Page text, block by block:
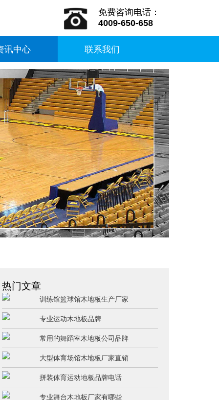
免费咨询电话：
4009-650-658
讯中心 联系我们
热门文章
训练馆篮球馆木地板生产厂家
专业运动木地板品牌
常用的舞蹈室木地板公司品牌
大型体育场馆木地板厂家直销
拼装体育运动地板品牌电话
专业舞台木地板厂家有哪些